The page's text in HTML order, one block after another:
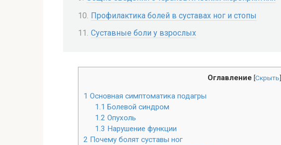
Профилактика болей в суставах ног и стопы
Суставные боли у взрослых
Оглавление [Скрыть]
1 Основная симптоматика подагры
1.1 Болевой синдром
1.2 Опухоль
1.3 Нарушение функции
2 Почему болят суставы ног